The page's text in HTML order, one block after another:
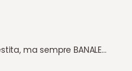
ma sempre BANALE…